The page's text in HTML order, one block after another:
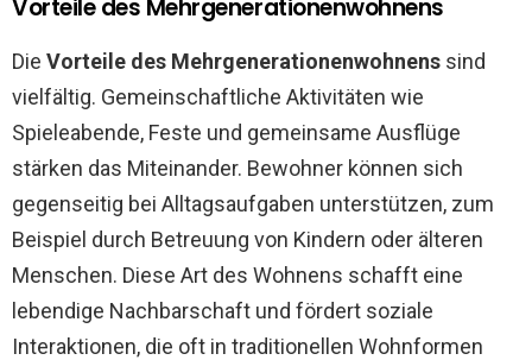
Vorteile des Mehrgenerationenwohnens
Die Vorteile des Mehrgenerationenwohnens sind
vielfältig. Gemeinschaftliche Aktivitäten wie
Spieleabende, Feste und gemeinsame Ausflüge
stärken das Miteinander. Bewohner können sich
gegenseitig bei Alltagsaufgaben unterstützen, zum
Beispiel durch Betreuung von Kindern oder älteren
Menschen. Diese Art des Wohnens schafft eine
lebendige Nachbarschaft und fördert soziale
Interaktionen, die oft in traditionellen Wohnformen